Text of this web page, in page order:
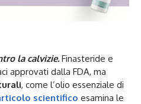
la calvizie.Finasteride e
approvati dalla FDA, ma
, come l’olio essenziale di
scientifico esamina le